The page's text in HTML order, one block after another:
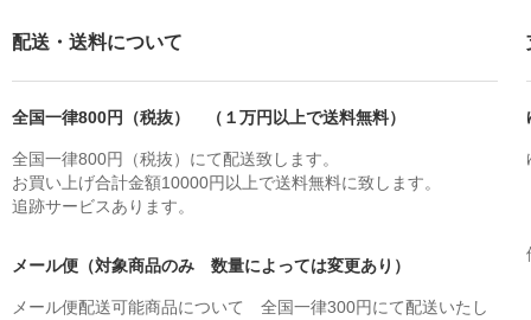
配送・送料について
全国一律800円（税抜） （１万円以上で送料無料）
全国一律800円（税抜）にて配送致します。
お買い上げ合計金額10000円以上で送料無料に致します。
追跡サービスあります。
メール便（対象商品のみ 数量によっては変更あり）
メール便配送可能商品について 全国一律300円にて配送いたし